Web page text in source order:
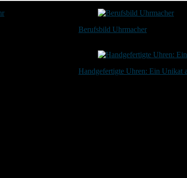
Berufsbild Uhrmacher
Handgefertigte Uhren: Ein Unikat